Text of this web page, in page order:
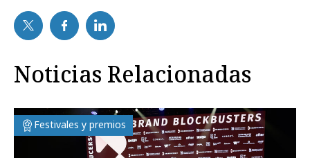
Noticias Relacionadas
Festivales y premios